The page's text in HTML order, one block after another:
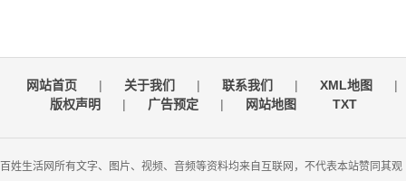
网站首页 | 关于我们 | 联系我们 | XML地图
|
版权声明
| 广告预定 | 网站地图 TXT
百姓生活网所有文字、图片、视频、音频等资料均来自互联网，不代表本站赞同其观